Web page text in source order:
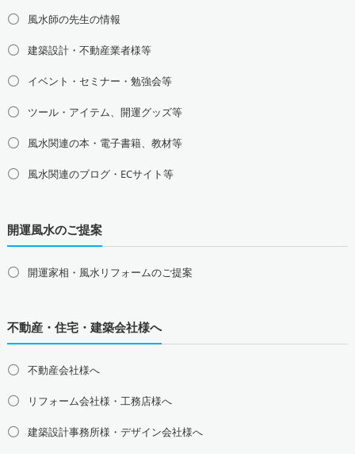
山形県の占い師募集・求人
関東地方の占い師募集・求人
埼玉県の占い師募集・求人
千葉県の占い師募集・求人
茨城県の占い師募集・求人
栃木県の占い師募集・求人
山梨県の占い師募集・求人
新潟県の占い師募集・求人
東海地方の占い師募集・求人
愛知県の占い師募集・求人
岐阜県の占い師募集・求人
三重県の占い師募集・求人
静岡県の占い師募集・求人
富山県の占い師募集・求人
石川県の占い師募集・求人
福井県の占い師募集・求人
関西地方の占い師募集・求人
大阪府の占い師募集・求人
兵庫県の占い師募集・求人
奈良県の占い師募集・求人
和歌山県の占い師募集・求人
風水師の先生の情報
建築設計・不動産業者様等
イベント・セミナー・勉強会等
ツール・アイテム、開運グッズ等
風水関連の本・電子書籍、教材等
風水関連のブログ・ECサイト等
開運風水のご提案
開運家相・風水リフォームのご提案
不動産・住宅・建築会社様へ
不動産会社様へ
リフォーム会社様・工務店様へ
建築設計事務所様・デザイン会社様へ